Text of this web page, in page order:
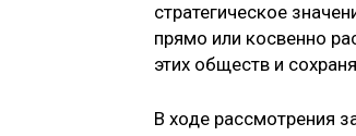
стратегическое
прямо или косвенно
этих обществ и
В ходе рассмотрения